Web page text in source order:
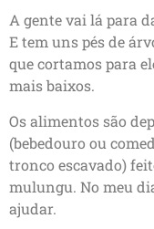
A gente vai lá para
E tem uns pés de
que cortamos para
mais baixos.
Os alimentos são
(bebedouro ou
tronco escavado)
mulungu. No meu
ajudar.